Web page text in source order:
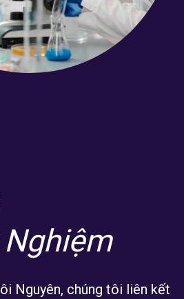
Nguyên, chúng tôi liên kết